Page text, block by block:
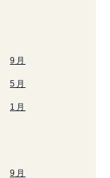
9月
5月
1月
9月